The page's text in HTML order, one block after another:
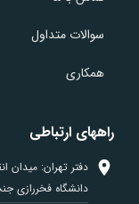
سوالات متداول
همکاری
راههای ارتباطی
دفتر تهران: میدان
دانشگاه فخررازی جنب